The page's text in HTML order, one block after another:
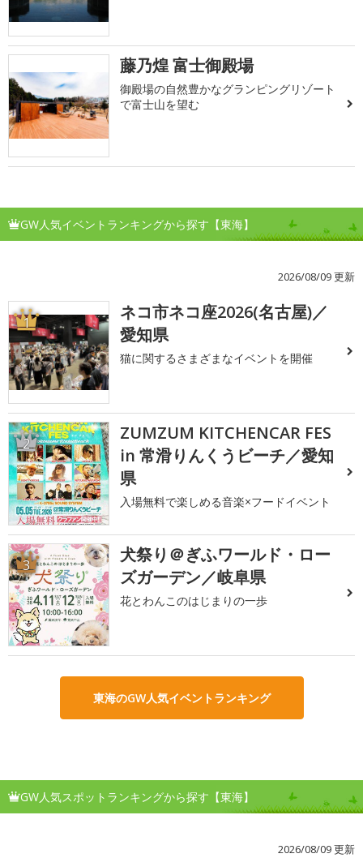
藤乃煌 富士御殿場
御殿場の自然豊かなグランピングリゾート
で富士山を望む
GW人気イベントランキングから探す【東海】
2026/08/09 更新
1
ネコ市ネコ座2026(名古屋)／
愛知県
猫に関するさまざまなイベントを開催
2
ZUMZUM KITCHENCAR FES
in 常滑りんくうビーチ／愛知
県
入場無料で楽しめる音楽×フードイベント
3
犬祭り＠ぎふワールド・ロー
ズガーデン／岐阜県
花とわんこのはじまりの一歩
東海のGW人気イベントランキング
GW人気スポットランキングから探す【東海】
2026/08/09 更新